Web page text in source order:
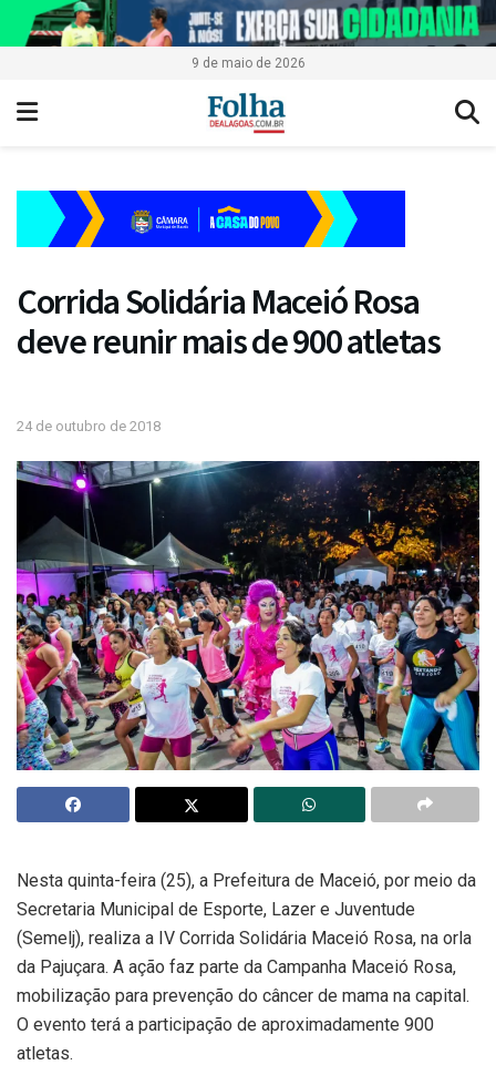
9 de maio de 2026
Corrida Solidária Maceió Rosa
deve reunir mais de 900 atletas
24 de outubro de 2018
Nesta quinta-feira (25), a Prefeitura de Maceió, por meio da
Secretaria Municipal de Esporte, Lazer e Juventude
(Semelj), realiza a IV Corrida Solidária Maceió Rosa, na orla
da Pajuçara. A ação faz parte da Campanha Maceió Rosa,
mobilização para prevenção do câncer de mama na capital.
O evento terá a participação de aproximadamente 900
atletas.